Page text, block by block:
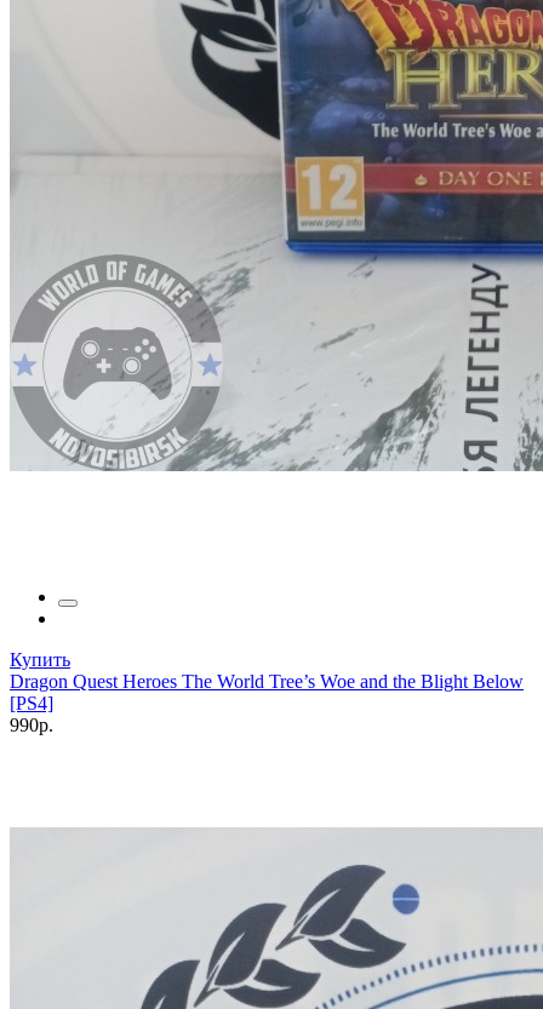
Купить
Dragon Quest Heroes The World Tree’s Woe and the Blight Below
[PS4]
990р.